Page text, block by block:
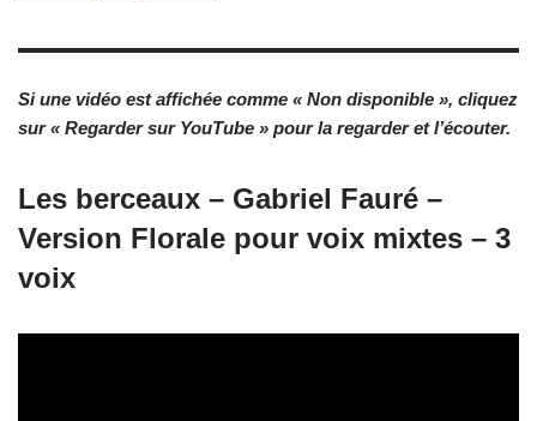
Si une vidéo est affichée comme « Non disponible », cliquez
sur « Regarder sur YouTube » pour la regarder et l’écouter.
Les berceaux – Gabriel Fauré –
Version Florale pour voix mixtes – 3
voix